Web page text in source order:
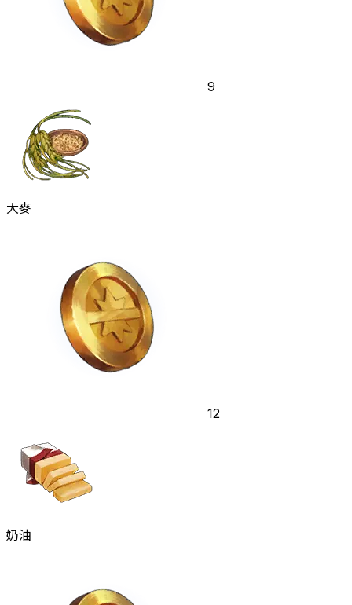
9
大麥
12
奶油